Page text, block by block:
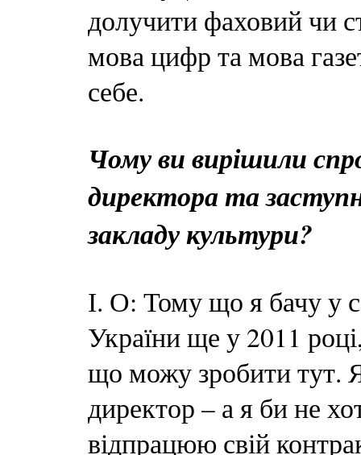
долучити фаховий чи
мова цифр та мова
себе.
Чому ви вирішили
директора та
закладу культури?
І. О: Тому що я бачу у
України ще у 2011
що можу зробити тут.
директор – а я би не
відпрацюю свій